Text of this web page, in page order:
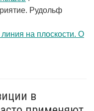
Рудольф
на плоскости. О
в